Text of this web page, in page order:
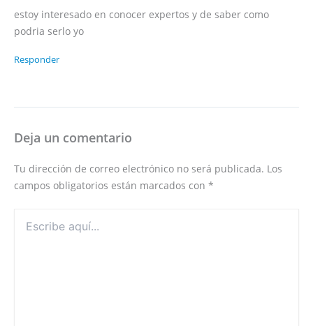
estoy interesado en conocer expertos y de saber como
podria serlo yo
Responder
Deja un comentario
Tu dirección de correo electrónico no será publicada. Los
campos obligatorios están marcados con *
aquí...